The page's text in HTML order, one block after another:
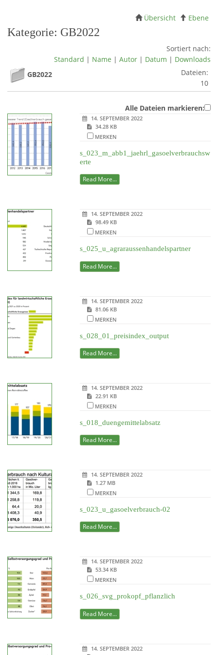
Übersicht Ebene
Kategorie: GB2022
Sortiert nach:
Standard | Name | Autor | Datum | Downloads
GB2022
Dateien:
10
Alle Dateien markieren:
14. SEPTEMBER 2022
34.28 KB
MERKEN
s_023_m_abb1_jaehrl_gasoelverbrauchsw
erte
Read More...
14. SEPTEMBER 2022
98.49 KB
MERKEN
s_025_u_agraraussenhandelspartner
Read More...
14. SEPTEMBER 2022
81.06 KB
MERKEN
s_028_01_preisindex_output
Read More...
14. SEPTEMBER 2022
22.91 KB
MERKEN
s_018_duengemittelabsatz
Read More...
14. SEPTEMBER 2022
1.27 MB
MERKEN
s_023_u_gasoelverbrauch-02
Read More...
14. SEPTEMBER 2022
53.34 KB
MERKEN
s_026_svg_prokopf_pflanzlich
Read More...
14. SEPTEMBER 2022